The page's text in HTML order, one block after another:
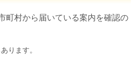
町村から届いている案内を確認の
ります。